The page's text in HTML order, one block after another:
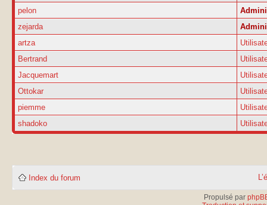
pelon
zejarda
artza
Bertrand
Jacquemart
Ottokar
piemme
shadoko
Index du forum
Propulsé par